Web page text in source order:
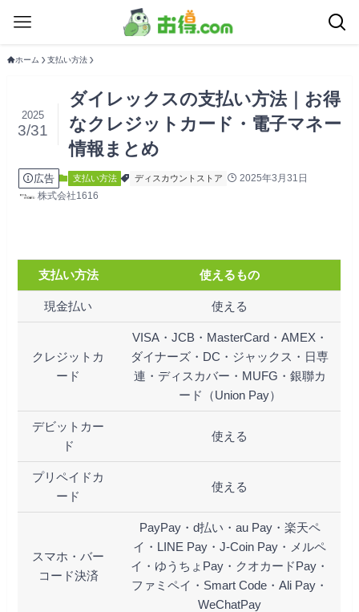
ホーム 支払い方法
ダイレックスの支払い方法｜お得
なクレジットカード・電子マネー
情報まとめ
2025
3/31
広告 支払い方法 ディスカウントストア
2025年3月31日
株式会社1616
支払い方法 使えるもの
現金払い 使える
クレジットカ
ード
VISA・JCB・MasterCard・AMEX・
ダイナーズ・DC・ジャックス・日専
連・ディスカバー・MUFG・銀聯カ
ード（Union Pay）
デビットカー
ド
使える
プリペイドカ
ード
使える
スマホ・バー
コード決済
PayPay・d払い・au Pay・楽天ペ
イ・LINE Pay・J-Coin Pay・メルペ
イ・ゆうちょPay・クオカードPay・
ファミペイ・Smart Code・Ali Pay・
WeChatPay